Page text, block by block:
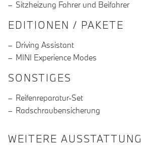
Sitzheizung Fahrer und Beifahrer
EDITIONEN / PAKETE
Driving Assistant
MINI Experience Modes
SONSTIGES
Reifenreparatur-Set
Radschraubensicherung
WEITERE AUSSTATTUNG